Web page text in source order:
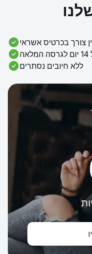
צורך בכרטיס אשראי
ללא חיובים נסתרים